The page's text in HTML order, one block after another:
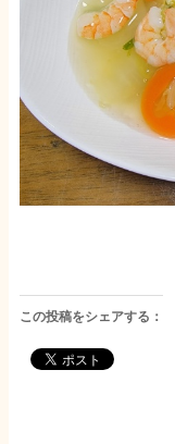
この投稿をシェアする：